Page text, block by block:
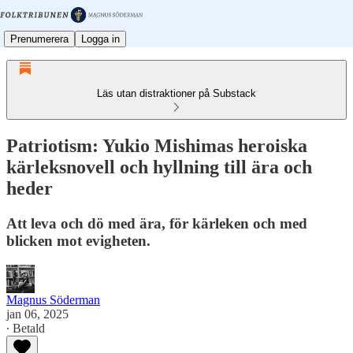
Prenumerera Logga in
Läs utan distraktioner på Substack
Patriotism: Yukio Mishimas heroiska
kärleksnovell och hyllning till ära och
heder
Att leva och dö med ära, för kärleken och med
blicken mot evigheten.
Magnus Söderman
jan 06, 2025
∙ Betald